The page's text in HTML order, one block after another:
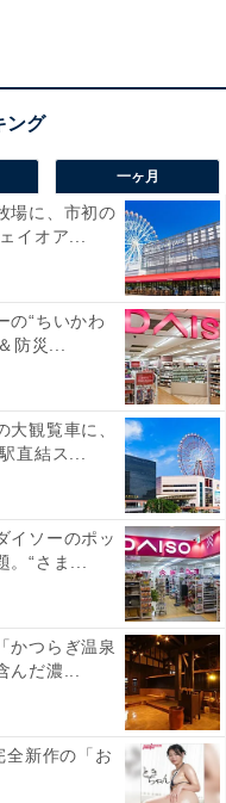
テントのようす（2016年4月
クのような陽気な
海側に配置していた
拡大。アトラクショ
家族で楽しめる「海
一ヶ月
場に、市初の
イオア...
の“ちいかわ
防災...
大観覧車に、
直結ス...
イソーのポッ
“さま...
かつらぎ温泉
んだ濃...
全新作の「お